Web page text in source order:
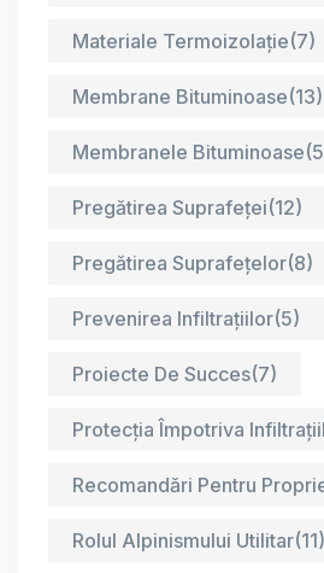
Materiale Termoizolație(7)
Membrane Bituminoase(13)
Membranele Bituminoase
Pregătirea Suprafeței(12)
Pregătirea Suprafețelor(8)
Prevenirea Infiltrațiilor(5)
Proiecte De Succes(7)
Protecția Împotriva
Recomandări Pentru
Rolul Alpinismului Utilitar(11)